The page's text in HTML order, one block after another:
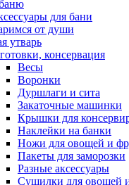
для бани
от души
утварь
консервация
Весы
Воронки
Дуршлаги и сита
Закаточные машинки
Крышки для
Наклейки на банки
Ножи для овощей и
Пакеты для заморозки
Разные аксессуары
Сушилки для овощей